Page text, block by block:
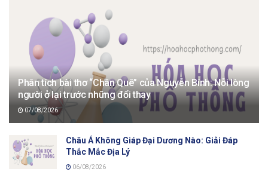
Phân tích bài thơ “Chân Quê” của Nguyễn Bính: Nỗi lòng
người ở lại trước những đổi thay
07/08/2026
Châu Á Không Giáp Đại Dương Nào: Giải Đáp
Thắc Mắc Địa Lý
06/08/2026